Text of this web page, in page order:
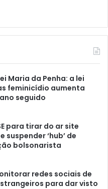
Maria da Penha: a lei
feminicídio aumenta
seguido
para tirar do ar site
suspender ‘hub’ de
bolsonarista
redes sociais de
para dar visto